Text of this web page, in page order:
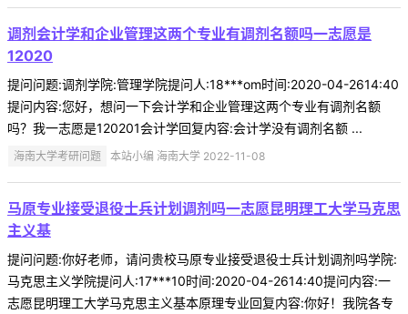
调剂会计学和企业管理这两个专业有调剂名额吗一志愿是
12020
提问问题:调剂学院:管理学院提问人:18***om时间:2020-04-2614:40
提问内容:您好，想问一下会计学和企业管理这两个专业有调剂名额
吗？我一志愿是120201会计学回复内容:会计学没有调剂名额 ...
海南大学考研问题 本站小编 海南大学 2022-11-08
马原专业接受退役士兵计划调剂吗一志愿昆明理工大学马克思
主义基
提问问题:你好老师，请问贵校马原专业接受退役士兵计划调剂吗学院:
马克思主义学院提问人:17***10时间:2020-04-2614:40提问内容:一
志愿昆明理工大学马克思主义基本原理专业回复内容:你好！我院各专